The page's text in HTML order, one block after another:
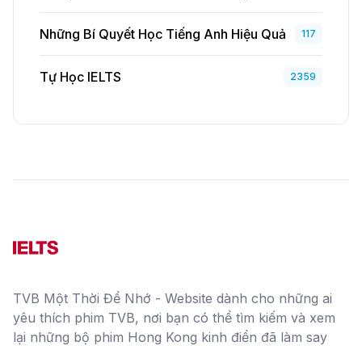
Những Bí Quyết Học Tiếng Anh Hiệu Quả 117
Tự Học IELTS 2359
TVB Một Thời Để Nhớ - Website dành cho những ai
yêu thích phim TVB, nơi bạn có thể tìm kiếm và xem
lại những bộ phim Hong Kong kinh điển đã làm say